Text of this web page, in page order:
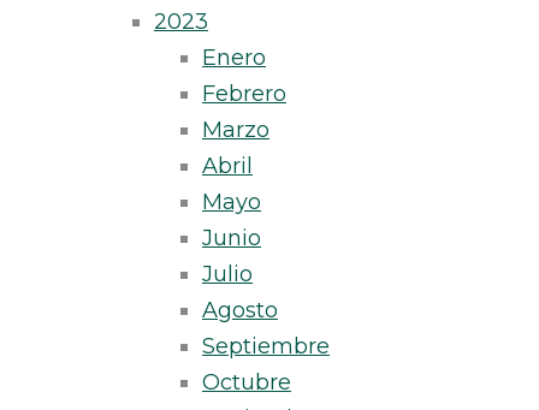
2023
Enero
Febrero
Marzo
Abril
Mayo
Junio
Julio
Agosto
Septiembre
Octubre